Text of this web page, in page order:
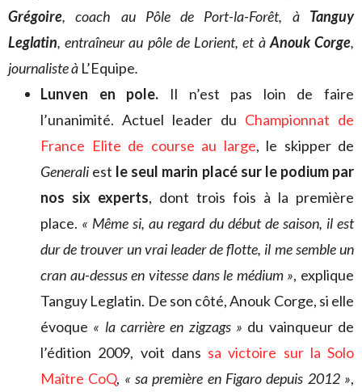
Grégoire, coach au Pôle de Port-la-Forêt, à Tanguy
Leglatin, entraîneur au pôle de Lorient, et à Anouk Corge,
journaliste à L’Equipe.
Lunven en pole. Il n’est pas loin de faire
l’unanimité. Actuel leader du Championnat de
France Elite de course au large, le skipper de
Generali est le seul marin placé sur le podium par
nos six experts, dont trois fois à la première
place. « Même si, au regard du début de saison, il est
dur de trouver un vrai leader de flotte, il me semble un
cran au-dessus en vitesse dans le médium », explique
Tanguy Leglatin. De son côté, Anouk Corge, si elle
évoque « la carrière en zigzags » du vainqueur de
l’édition 2009, voit dans sa victoire sur la Solo
Maître CoQ, « sa première en Figaro depuis 2012 »,